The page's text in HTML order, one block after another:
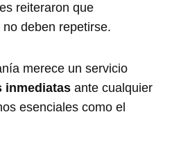
reiteraron que
deben repetirse.
merece un servicio
inmediatas ante cualquier
esenciales como el